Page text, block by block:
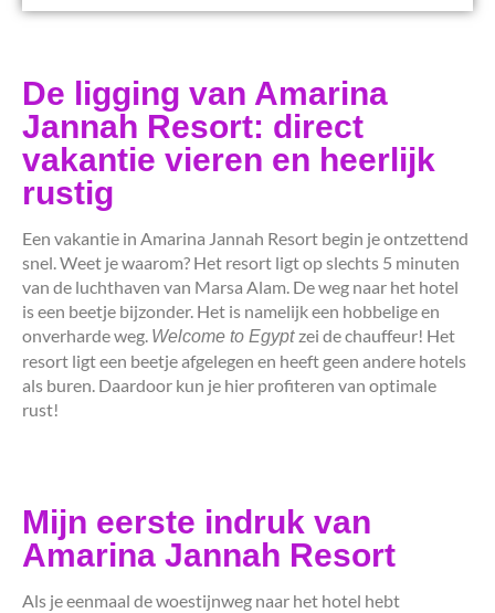
De ligging van Amarina
Jannah Resort: direct
vakantie vieren en heerlijk
rustig
Een vakantie in Amarina Jannah Resort begin je ontzettend
snel. Weet je waarom? Het resort ligt op slechts 5 minuten
van de luchthaven van Marsa Alam. De weg naar het hotel
is een beetje bijzonder. Het is namelijk een hobbelige en
onverharde weg. Welcome to Egyptzei de chauffeur! Het
resort ligt een beetje afgelegen en heeft geen andere hotels
als buren. Daardoor kun je hier profiteren van optimale
rust!
Mijn eerste indruk van
Amarina Jannah Resort
Als je eenmaal de woestijnweg naar het hotel hebt